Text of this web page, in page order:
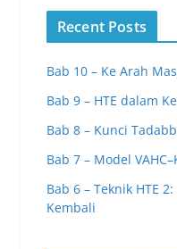
Recent Posts
Bab 10 – Ke Arah
Bab 9 – HTE dalam
Bab 8 – Kunci
Bab 7 – Model
Bab 6 – Teknik HTE
Kembali